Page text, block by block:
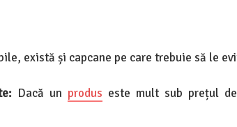
există și capcane pe care trebuie să le
Dacă un produs este mult sub prețul